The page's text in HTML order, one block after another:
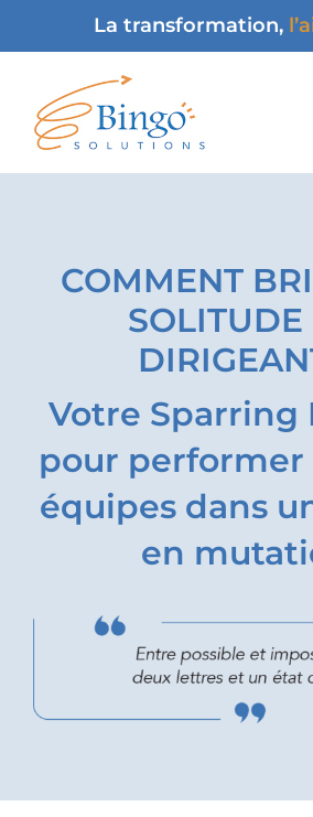
contenu
La transformation,
COMMENT
SOLITUDE
Votre Sparring
pour performer
équipes dans
en